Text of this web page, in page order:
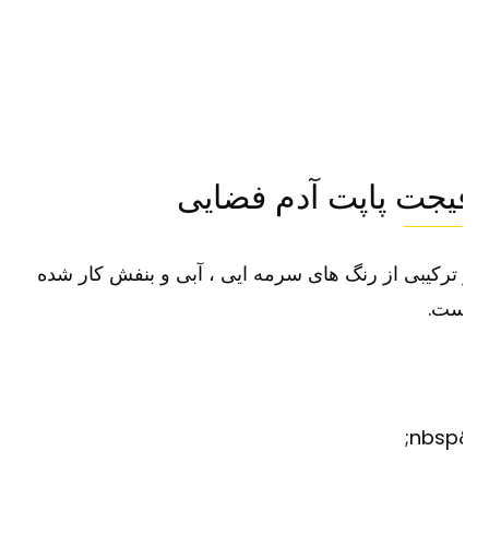
پاپت آدم فضایی
ترکیبی از رنگ های سرمه ایی ، آبی و بنفش کار شده